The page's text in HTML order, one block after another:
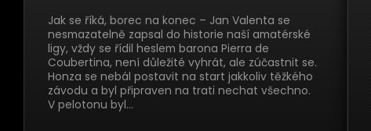
Jak se říká, borec na konec – Jan Valenta se
nesmazatelně zapsal do historie naší amatérské
ligy, vždy se řídil heslem barona Pierra de
Coubertina, není důležité vyhrát, ale zúčastnit se.
Honza se nebál postavit na start jakkoliv těžkého
závodu a byl připraven na trati nechat všechno.
V pelotonu byl…